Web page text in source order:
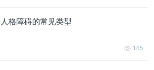
人格障碍的常见类型
185